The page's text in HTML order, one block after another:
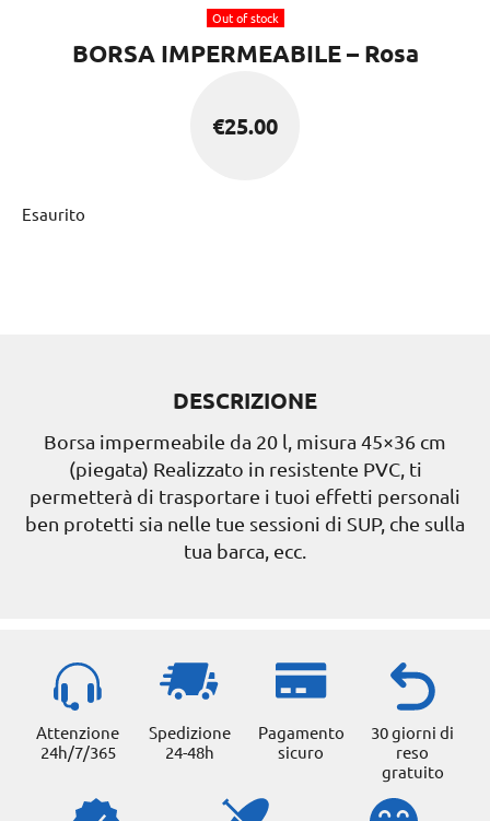
Out of stock
BORSA IMPERMEABILE – Rosa
€25.00
Esaurito
DESCRIZIONE
Borsa impermeabile da 20 l, misura 45×36 cm
(piegata) Realizzato in resistente PVC, ti
permetterà di trasportare i tuoi effetti personali
ben protetti sia nelle tue sessioni di SUP, che sulla
tua barca, ecc.
Attenzione
24h/7/365
Spedizione
24-48h
Pagamento
sicuro
30 giorni di
reso
gratuito